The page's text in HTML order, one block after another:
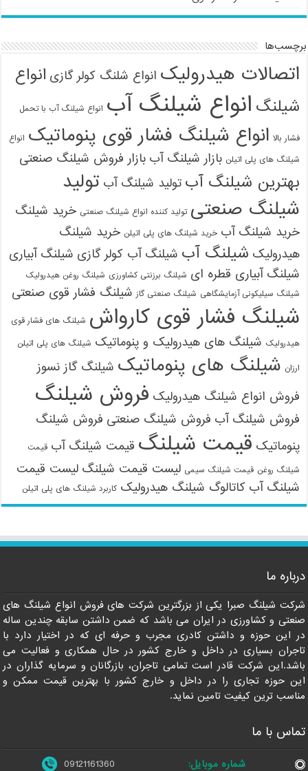
برچسب‌ها
اتصالات هیدرولیک انواع شلنگ کولر گازی انواع
شیلنگ انواع شیلنگ آب انواع شیلنگ آب با تحمل
فشار بالا انواع شیلنگ فشار قوی پنوماتیک انواع
شیلنگ های پلی اتیلن بازار شیلنگ آب بازار فروش شیلنگ صنعتی
بهترین شیلنگ آب تولید شیلنگ آب تولید
شیلنگ صنعتی تولید کننده انواع شیلنگ صنعتی خرید شیلنگ
خرید شیلنگ آب خرید شیلنگ های پلی اتیلن خرید شیلنگ
هیدرولیک شیلنگ آب شیلنگ آب کولر گازی شیلنگ آبیاری
شیلنگ آبیاری قطره ای شیلنگ برزنتی کشاورزی شیلنگ روغن هیدرولیک
شیلنگ سیلیکونی آزمایشگاهی شیلنگ صنعتی گاز شیلنگ فشار قوی صنعتی
شیلنگ فشار قوی کارواش شیلنگ های فشار قوی
هیدرولیک شیلنگ های هیدرولیک و پنوماتیک شیلنگ های پلی اتیلن
ارزان شیلنگ های پنوماتیک شیلنگ گاز نسوز
فروش انواع شیلنگ هیدرولیک فروش شیلنگ
فروش شیلنگ آب فروش شیلنگ صنعتی فروش شیلنگ
پنوماتیک قیمت شیلنگ قیمت شیلنگ آب قیمت
شیلنگ روغن قیمت شیلنگ سیمی لیست قیمت شیلنگ لیست قیمت
شیلنگ آب کاتالوگ شیلنگ هیدرولیک کاربرد شیلنگ های پلی اتیلن
درباره ما
شرکت شیلنگ صبرا یکی از بزرگترین شرکت های فروش انواع شیلنگ های
صنعتی و کشاورزی در ایران می باشد که ضمن داشتن سابقه چندین ساله
در این حوزه و داشتن کادری مجرب و حرفه ای که در اختیار دارد با
تاجران بسیاری در داخل و خارج کشور در حال همکاری و فعالیت می
باشد.این شرکت قادر است تمامی تاجران، بازرگانان و سرمایه گذاران در
این حوزه تجاری را در داخل و خارج کشور با بهترین قیمت ممکن و
مناسب ترین کیفیت تامین نماید.
تماس با ما
شماره موبایل: 09121161360
09121161360